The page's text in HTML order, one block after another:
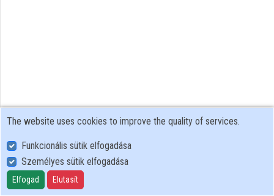
User Policy
Adatkezelési tájékoztató (en)
Cookie Policy
The website uses cookies to improve the quality of services.
Funkcionális sütik elfogadása
Személyes sütik elfogadása
Elfogad Elutasít